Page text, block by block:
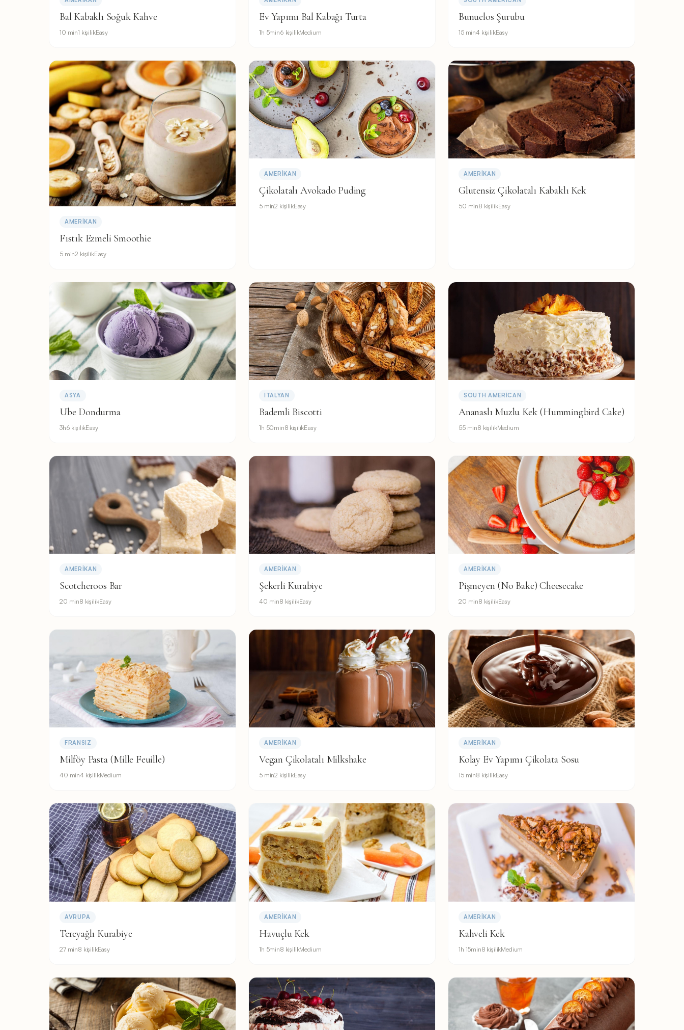
Bal Kabaklı Soğuk Kahve
10 min1 kişilikEasy
Ev Yapımı Bal Kabağı Turta
1h 5min6 kişilikMedium
Bunuelos Şurubu
15 min4 kişilikEasy
AMERIKAN
Fıstık Ezmeli Smoothie
5 min2 kişilikEasy
AMERIKAN
Çikolatalı Avokado Puding
5 min2 kişilikEasy
AMERIKAN
Glutensiz Çikolatalı Kabaklı Kek
50 min8 kişilikEasy
ASYA
Ube Dondurma
3h6 kişilikEasy
İTALYAN
Bademli Biscotti
1h 50min8 kişilikEasy
SOUTH AMERICAN
Ananaslı Muzlu Kek (Hummingbird Cake)
55 min8 kişilikMedium
AMERIKAN
Scotcheroos Bar
20 min8 kişilikEasy
AMERIKAN
Şekerli Kurabiye
40 min8 kişilikEasy
AMERIKAN
Pişmeyen (No Bake) Cheesecake
20 min8 kişilikEasy
FRANSIZ
Milföy Pasta (Mille Feuille)
40 min4 kişilikMedium
AMERIKAN
Vegan Çikolatalı Milkshake
5 min2 kişilikEasy
AMERIKAN
Kolay Ev Yapımı Çikolata Sosu
15 min8 kişilikEasy
AVRUPA
Tereyağlı Kurabiye
27 min8 kişilikEasy
AMERIKAN
Havuçlu Kek
1h 5min8 kişilikMedium
AMERIKAN
Kahveli Kek
1h 15min8 kişilikMedium